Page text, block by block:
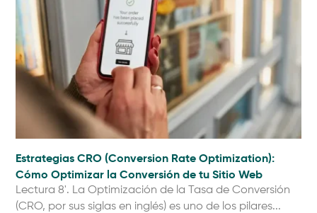
Estrategias CRO (Conversion Rate Optimization):
Cómo Optimizar la Conversión de tu Sitio Web
Lectura 8'. La Optimización de la Tasa de Conversión
(CRO, por sus siglas en inglés) es uno de los pilares...